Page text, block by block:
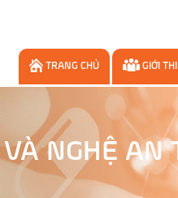
TRANG CHỦ GIỚI
NGHỆ AN